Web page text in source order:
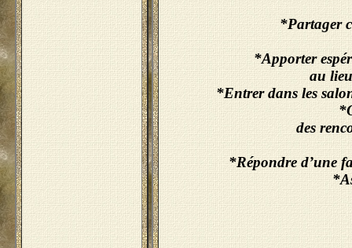
*Partager
*Apporter
au
*Entrer dans les
des
*Répondre d’une